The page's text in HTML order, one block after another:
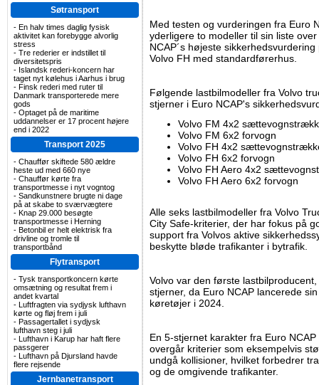
Søtransport
- En halv times daglig fysisk
aktivitet kan forebygge alvorlig
stress
- Tre rederier er indstillet til
diversitetspris
- Islandsk rederi-koncern har
taget nyt kølehus i Aarhus i brug
- Finsk rederi med ruter til
Danmark transporterede mere
gods
- Optaget på de maritime
uddannelser er 17 procent højere
end i 2022
Transport 2025
- Chauffør skiftede 580 ældre
heste ud med 660 nye
- Chauffør kørte fra
transportmesse i nyt vogntog
- Sandkunstnere brugte ni dage
på at skabe to sværvægtere
- Knap 29.000 besøgte
transportmesse i Herning
- Betonbil er helt elektrisk fra
drivline og tromle til
transportbånd
Flytransport
- Tysk transportkoncern kørte
omsætning og resultat frem i
andet kvartal
- Luftfragten via sydjysk lufthavn
kørte og fløj frem i juli
- Passagertallet i sydjysk
lufthavn steg i juli
- Lufthavn i Karup har haft flere
passgerer
- Lufthavn på Djursland havde
flere rejsende
Jernbanetransport
Med testen og vurderingen fra Euro
yderligere to modeller til sin liste
NCAP´s højeste
Volvo FH med standardførerhus.
Følgende lastbilmodeller fra Volvo
stjerner i Euro NCAP's
Volvo FM 4x2
Volvo FM 6x2 forvogn
Volvo FH 4x2
Volvo FH 6x2 forvogn
Volvo FH Aero 4x2
Volvo FH Aero 6x2 forvogn
Alle seks lastbilmodeller fra Volvo
City Safe-kriterier, der har fokus på
support fra Volvos aktive
beskytte bløde trafikanter i bytrafik.
Volvo var den første
stjerner, da Euro NCAP lancerede
køretøjer i 2024.
En 5-stjernet karakter fra Euro
overgår kriterier som eksempelvis
undgå kollisioner, hvilket forbedrer
og de omgivende trafikanter.